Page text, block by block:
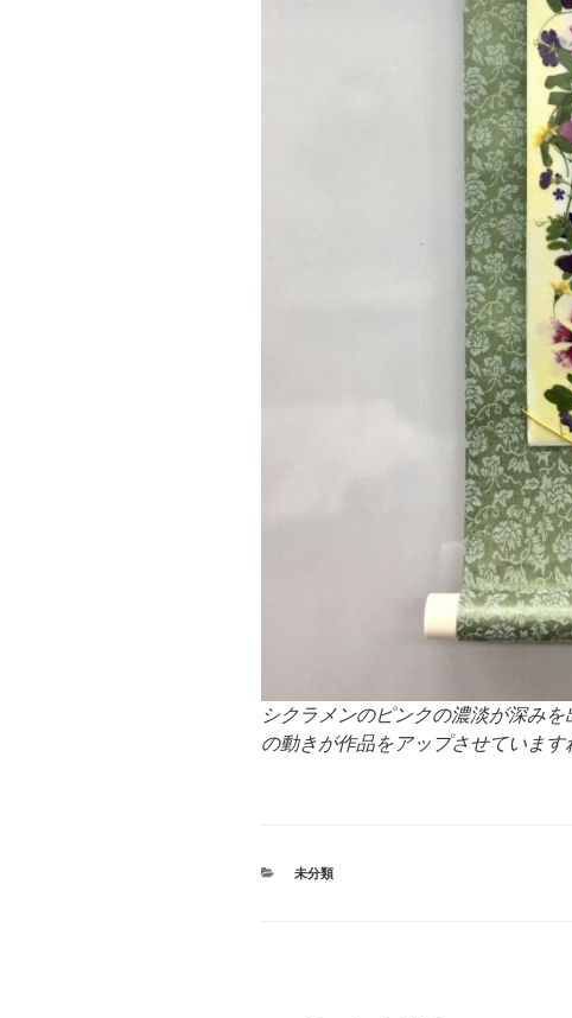
シクラメンのピンクの濃淡が深み
の動きが作品をアップさせています
カ
未分類